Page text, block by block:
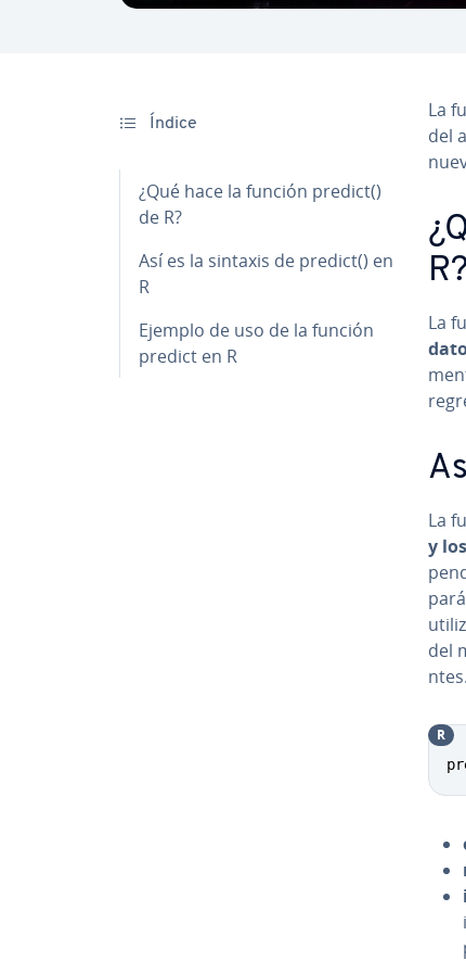
Índice
¿Qué hace la función predict()
de R?
Así es la sintaxis de predict() en
R
Ejemplo de uso de la función
predict en R
La
del
R?
La
La
y
del
n­tes.
R